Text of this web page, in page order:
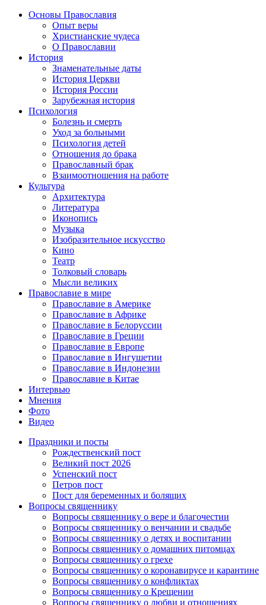
Основы Православия
Опыт веры
Христианские чудеса
О Православии
История
Знаменательные даты
История Церкви
История России
Зарубежная история
Психология
Болезнь и смерть
Уход за больными
Психология детей
Отношения до брака
Православный брак
Взаимоотношения на работе
Культура
Архитектура
Литература
Иконопись
Музыка
Изобразительное искусство
Кино
Театр
Толковый словарь
Мысли великих
Православие в мире
Православие в Америке
Православие в Африке
Православие в Белоруссии
Православие в Греции
Православие в Европе
Православие в Ингушетии
Православие в Индонезии
Православие в Китае
Интервью
Мнения
Фото
Видео
Праздники и посты
Рождественский пост
Великий пост 2026
Успенский пост
Петров пост
Пост для беременных и болящих
Вопросы священнику
Вопросы священнику о вере и благочестии
Вопросы священнику о венчании и свадьбе
Вопросы священнику о детях и воспитании
Вопросы священнику о домашних питомцах
Вопросы священнику о грехе
Вопросы священнику о коронавирусе и карантине
Вопросы священнику о конфликтах
Вопросы священнику о Крещении
Вопросы священнику о любви и отношениях